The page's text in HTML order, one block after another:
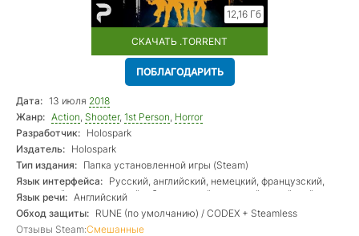
12,16 Гб
СКАЧАТЬ .TORRENT
ПОБЛАГОДАРИТЬ
Дата: 13 июля 2018
Жанр: Action, Shooter, 1st Person, Horror
Разработчик: Holospark
Издатель: Holospark
Тип издания: Папка установленной игры (Steam)
Язык интерфейса: Русский, английский, немецкий, французский,
испанский, португальский + бразильский, японский, корейский,
китайский
Язык речи: Английский
Обход защиты: RUNE (по умолчанию) / CODEX + Steamless
Отзывы Steam:Смешанные